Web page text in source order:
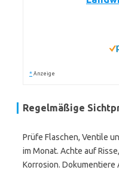
* Anzeige
Regelmäßige
Prüfe Flaschen, Ventile
im Monat. Achte auf
Korrosion.